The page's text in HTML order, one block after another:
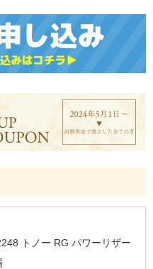
トノー RG パワーリザー